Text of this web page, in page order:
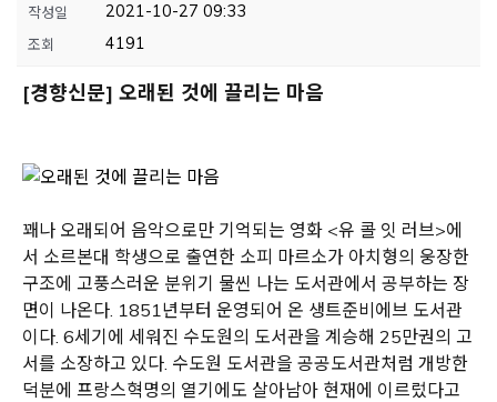
작성일 2021-10-27 09:33
조회 4191
[경향신문] 오래된 것에 끌리는 마음
꽤나 오래되어 음악으로만 기억되는 영화 <유 콜 잇 러브>에
서 소르본대 학생으로 출연한 소피 마르소가 아치형의 웅장한
구조에 고풍스러운 분위기 물씬 나는 도서관에서 공부하는 장
면이 나온다. 1851년부터 운영되어 온 생트준비에브 도서관
이다. 6세기에 세워진 수도원의 도서관을 계승해 25만권의 고
서를 소장하고 있다. 수도원 도서관을 공공도서관처럼 개방한
덕분에 프랑스혁명의 열기에도 살아남아 현재에 이르렀다고